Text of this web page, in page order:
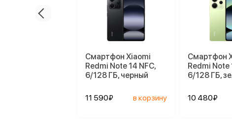
Смартфон Xiaomi
Redmi Note 14 NFC,
6/128 ГБ, черный
11 590₽ в корзину
Смартфон
Redmi Note
6/128 ГБ,
10 480₽